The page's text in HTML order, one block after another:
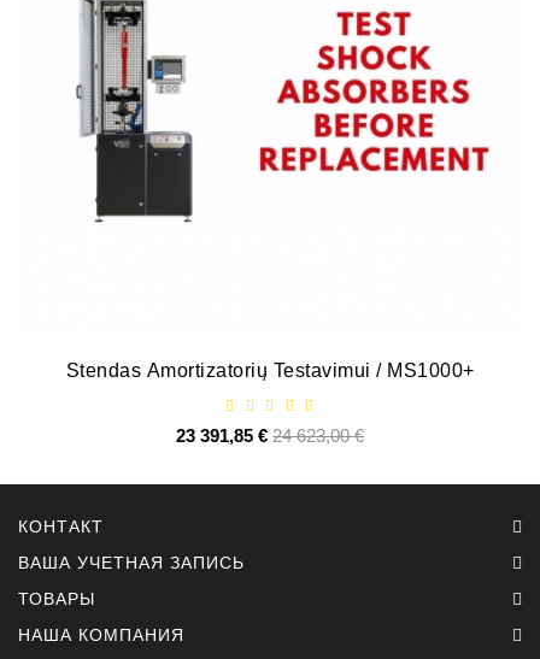
Stendas Amortizatorių Testavimui / MS1000+
23 391,85 € Базовая
24 623,00 €Цена
КОНТАКТ
ВАША УЧЕТНАЯ ЗАПИСЬ
ТОВАРЫ
НАША КОМПАНИЯ